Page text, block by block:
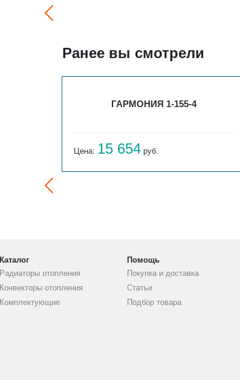
Ранее вы смотрели
ГАРМОНИЯ 1-155-4
Цена: 15 654 руб.
Каталог
Радиаторы отопления
Конвекторы отопления
Комплектующие
Помощь
Покупка и доставка
Статьи
Подбор товара